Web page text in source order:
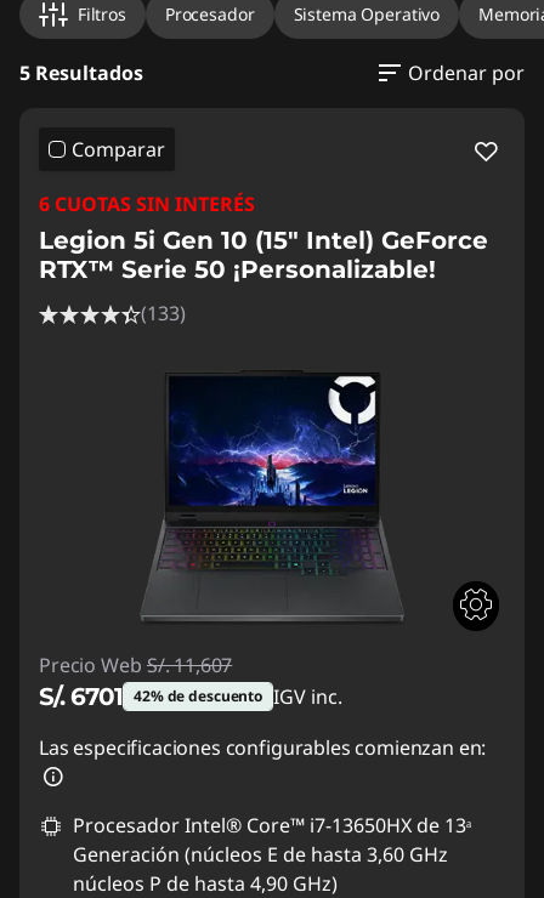
Filtros Procesador Sistema Operativo
5 Resultados Ordenar por
Comparar
6 CUOTAS SIN INTERÉS
Legion 5i Gen 10 (15" Intel) GeForce
RTX™ Serie 50 ¡Personalizable!
(133)
Precio Web S/. 11,607
S/. 6701 42% de descuento IGV inc.
Ahorros instantáneos :-S/. 4906
Las especificaciones configurables comienzan en:
Procesador Intel® Core™ i7-13650HX de 13ᵃ
Generación (núcleos E de hasta 3,60 GHz
núcleos P de hasta 4,90 GHz)